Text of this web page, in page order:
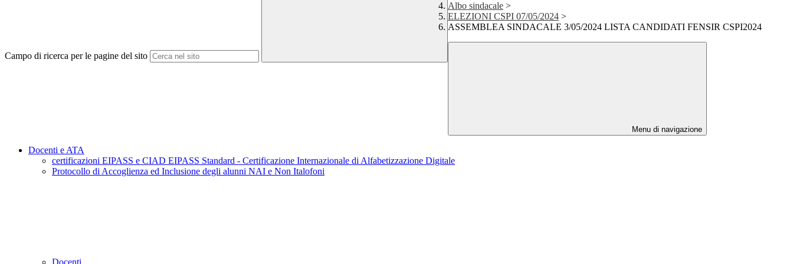
Campo di ricerca per le pagine del sito
Albo sindacale >
ELEZIONI CSPI 07/05/2024 >
ASSEMBLEA SINDACALE 3/05/2024 LISTA CANDIDATI FENSIR CSPI2024
Menu di navigazione
Docenti e ATA
certificazioni EIPASS e CIAD EIPASS Standard - Certificazione Internazionale di Alfabetizzazione Digitale
Protocollo di Accoglienza ed Inclusione degli alunni NAI e Non Italofoni